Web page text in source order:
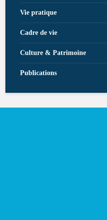
Vie pratique
Cadre de vie
Culture & Patrimoine
Publications